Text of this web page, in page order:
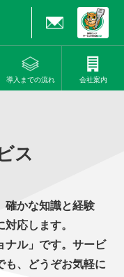
導入までの流れ 会社案内
ス
確かな知識と経験
応します。
ナル」です。サービ
も、どうぞお気軽に